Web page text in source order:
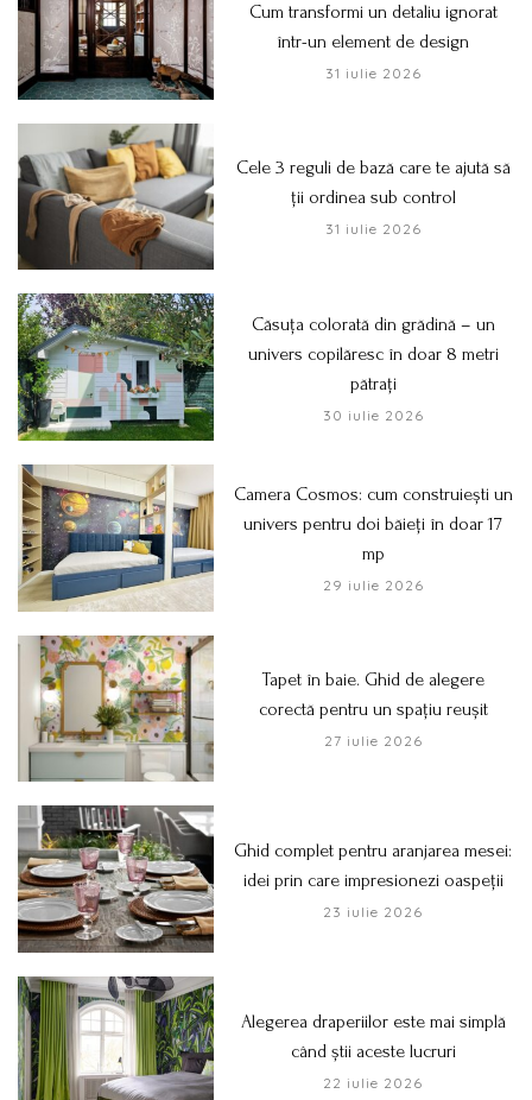
Cum transformi un detaliu ignorat
într-un element de design
31 iulie 2026
Cele 3 reguli de bază care te ajută să
ții ordinea sub control
31 iulie 2026
Căsuța colorată din grădină – un
univers copilăresc în doar 8 metri
pătrați
30 iulie 2026
Camera Cosmos: cum construiești un
univers pentru doi băieți în doar 17
mp
29 iulie 2026
Tapet în baie. Ghid de alegere
corectă pentru un spațiu reușit
27 iulie 2026
Ghid complet pentru aranjarea mesei:
idei prin care impresionezi oaspeții
23 iulie 2026
Alegerea draperiilor este mai simplă
când știi aceste lucruri
22 iulie 2026